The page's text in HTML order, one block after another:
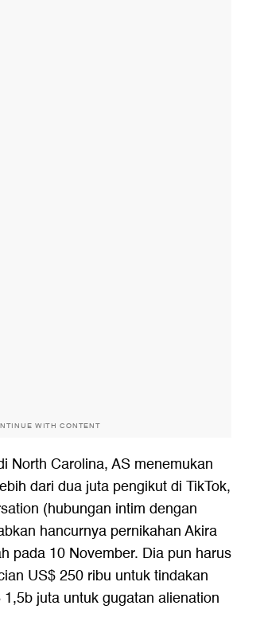
WITH CONTENT
North Carolina, AS menemukan
dari dua juta pengikut di TikTok,
(hubungan intim dengan
hancurnya pernikahan Akira
pada 10 November. Dia pun harus
US$ 250 ribu untuk tindakan
juta untuk gugatan alienation